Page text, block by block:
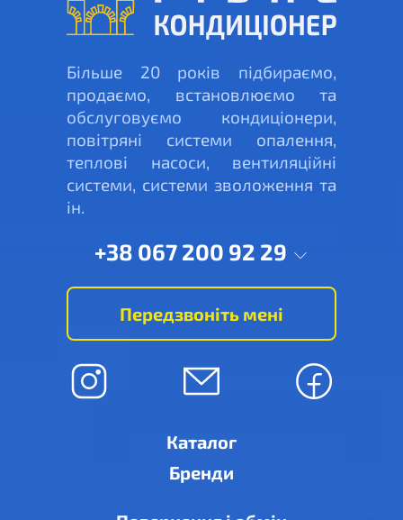
Більше 20 років підбираємо,
продаємо, встановлюємо та
обслуговуємо кондиціонери,
повітряні системи опалення,
теплові насоси, вентиляційні
системи, системи зволоження та
ін.
+38 067 200 92 29
Передзвоніть мені
Каталог
Бренди